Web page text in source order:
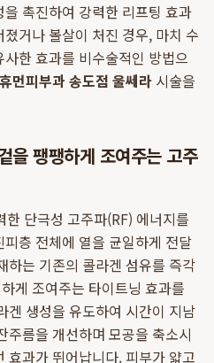
촉진하여 강력한 리프팅 효과
거나 볼살이 처진 경우, 마치 수
한 효과를 비수술적인 방법으
휴먼피부과 송도점 울쎄라 시술을
을 팽팽하게 조여주는 고주
한 단극성 고주파(RF) 에너지를
층 전체에 열을 균일하게 전달
하는 기존의 콜라겐 섬유를 즉각
게 조여주는 타이트닝 효과를
겐 생성을 유도하여 시간이 지남
주름을 개선하며 모공을 축소시
효과가 뛰어납니다. 피부가 얇고